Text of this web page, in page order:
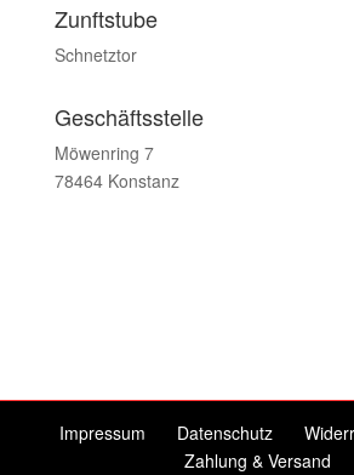
Zunftstube
Schnetztor
Geschäftsstelle
Möwenring 7
78464 Konstanz
Impressum Datenschutz
Zahlung & Versand